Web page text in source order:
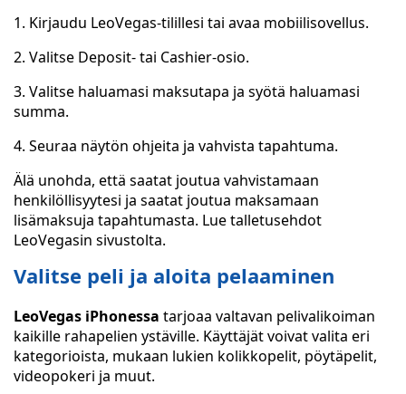
1. Kirjaudu LeoVegas-tilillesi tai avaa mobiilisovellus.
2. Valitse Deposit- tai Cashier-osio.
3. Valitse haluamasi maksutapa ja syötä haluamasi
summa.
4. Seuraa näytön ohjeita ja vahvista tapahtuma.
Älä unohda, että saatat joutua vahvistamaan
henkilöllisyytesi ja saatat joutua maksamaan
lisämaksuja tapahtumasta. Lue talletusehdot
LeoVegasin sivustolta.
Valitse peli ja aloita pelaaminen
LeoVegas iPhonessa tarjoaa valtavan pelivalikoiman
kaikille rahapelien ystäville. Käyttäjät voivat valita eri
kategorioista, mukaan lukien kolikkopelit, pöytäpelit,
videopokeri ja muut.